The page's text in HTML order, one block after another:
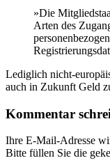
»Die
Arten des
Lediglich nicht-
auch in Zukunft Geld
Kommentar
Ihre E-Mail-Adresse
Bitte füllen Sie die